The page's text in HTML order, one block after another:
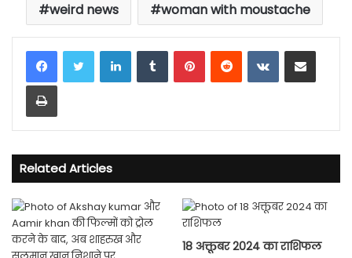
weird news
woman with moustache
LinkedInTumblrPinterestReddit VKontakteShare via Email
Print
Related Articles
18 अक्तूबर 2024 का राशिफल